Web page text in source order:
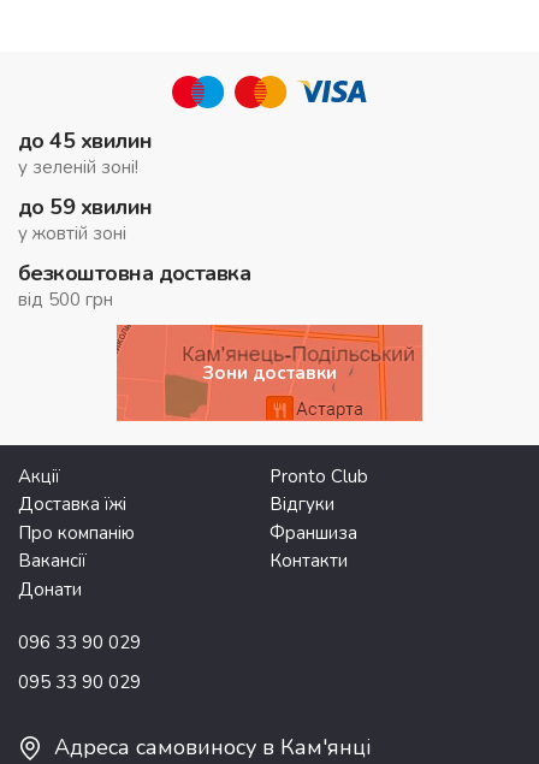
до 45 хвилин
у зеленій зоні!
до 59 хвилин
у жовтій зоні
безкоштовна доставка
від 500 грн
Зони доставки
Акції
Pronto Club
Доставка їжі
Відгуки
Про компанію
Франшиза
Вакансії
Контакти
Донати
096 33 90 029
095 33 90 029
Адреса самовиносу в Кам'янці